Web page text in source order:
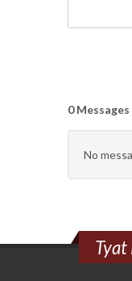
0 Messages
No
Tyat